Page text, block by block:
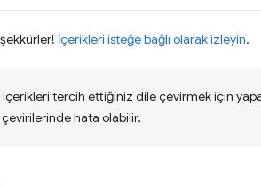
İçerikleri isteğe bağlı olarak izleyin.
tercih ettiğiniz dile çevirmek için
çevirilerinde hata olabilir.